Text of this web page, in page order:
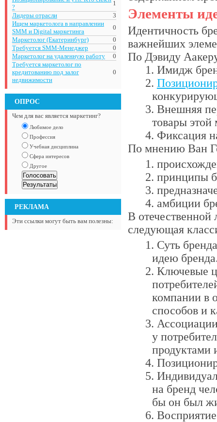
?
1
Лидеры отрасли
3
Ищем маркетолога в направлении
SMM и Digital маркетинга
0
Маркетолог (Екатеринбург)
0
Требуется SMM-Менеджер
0
Маркетолог на удаленную работу
0
Требуется маркетолог по
кредитованию под залог
недвижимости
0
ОПРОС
Чем для вас является маркетинг?
Любимое дело
Профессия
Учебная дисциплина
Сфера интересов
Другое
РЕКЛАМА
Эти ссылки могут быть вам полезны:
Элементы
Идентичность
важнейших
По Дэвиду
Имидж
Внешняя
товары этой
Фиксация
По мнению Ван
принципы
амбиции
В отечественной
следующая
Суть
идею
Ключевые
компании в
способов и
у
продуктами
на бренд
бы он был